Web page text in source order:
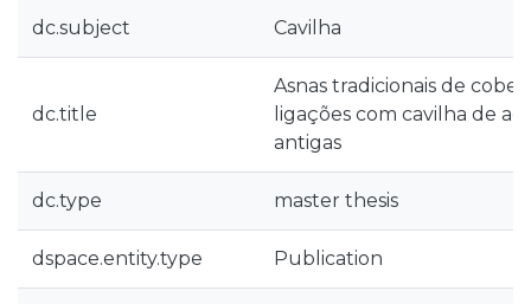
dc.subject Cavilha
dc.title
Asnas tradicionais de
ligações com cavilha de
antigas
dc.type master thesis
dspace.entity.type Publication